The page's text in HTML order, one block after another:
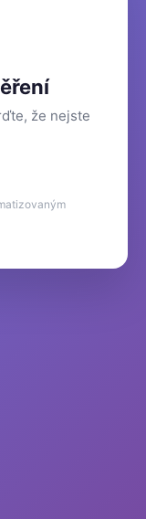
že nejste